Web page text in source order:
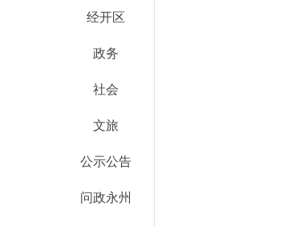
经开区
政务
社会
文旅
公示公告
问政永州